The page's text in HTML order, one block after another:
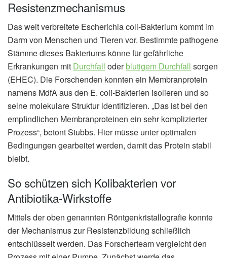
Resistenzmechanismus
Das weit verbreitete Escherichia coli-Bakterium kommt im
Darm von Menschen und Tieren vor. Bestimmte pathogene
Stämme dieses Bakteriums könne für gefährliche
Erkrankungen mit Durchfall oderblutigem Durchfall sorgen
(EHEC). Die Forschenden konnten ein Membranprotein
namens MdfA aus den E. coli-Bakterien isolieren und so
seine molekulare Struktur identifizieren. „Das ist bei den
empfindlichen Membranproteinen ein sehr komplizierter
Prozess“, betont Stubbs. Hier müsse unter optimalen
Bedingungen gearbeitet werden, damit das Protein stabil
bleibt.
So schützen sich Kolibakterien vor
Antibiotika-Wirkstoffe
Mittels der oben genannten Röntgenkristallografie konnte
der Mechanismus zur Resistenzbildung schließlich
entschlüsselt werden. Das Forscherteam vergleicht den